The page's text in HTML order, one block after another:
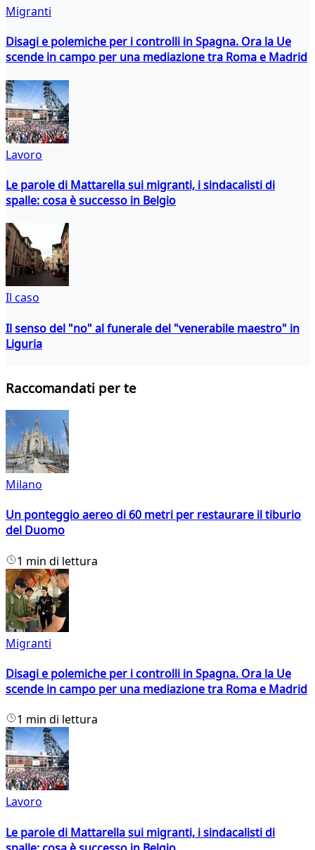
Migranti
Disagi e polemiche per i controlli in Spagna. Ora la Ue
scende in campo per una mediazione tra Roma e Madrid
Lavoro
Le parole di Mattarella sui migranti, i sindacalisti di
spalle: cosa è successo in Belgio
Il caso
Il senso del "no" al funerale del "venerabile maestro" in
Liguria
Raccomandati per te
Milano
Un ponteggio aereo di 60 metri per restaurare il tiburio
del Duomo
1 min di lettura
Migranti
Disagi e polemiche per i controlli in Spagna. Ora la Ue
scende in campo per una mediazione tra Roma e Madrid
1 min di lettura
Lavoro
Le parole di Mattarella sui migranti, i sindacalisti di